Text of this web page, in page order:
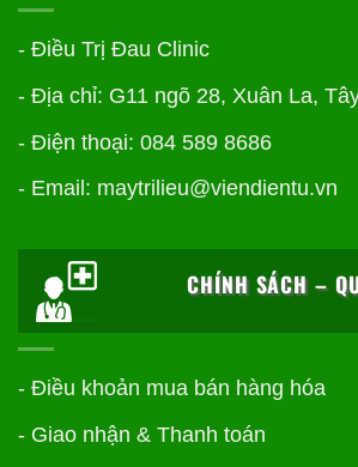
- Điều Trị Đau Clinic
- Địa chỉ: G11 ngõ 28, Xuân La,
- Điện thoại: 084 589 8686
- Email: maytrilieu@viendientu.vn
CHÍNH SÁCH –
- Điều khoản mua bán hàng hóa
- Giao nhận & Thanh toán